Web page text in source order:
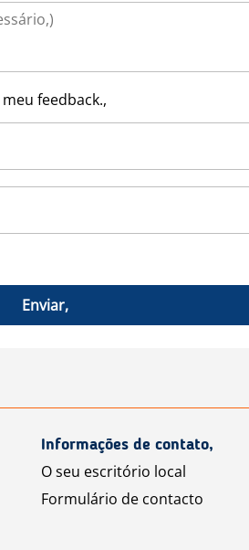
feedback.,
Enviar,
Informações de contato,
O seu escritório local
Formulário de contacto